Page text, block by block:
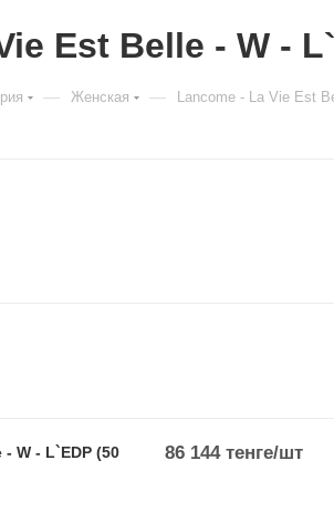
Est Belle - W -
— Женская — Lancome - La Vie Est
W - L`EDP (50
86 144тенге/шт